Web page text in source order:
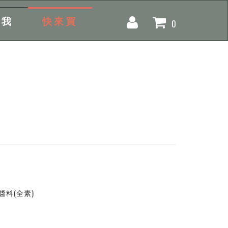
快來買 0
料(全素)